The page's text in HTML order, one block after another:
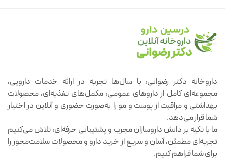
داروخانه دکتر رضوانی، با سال‌ها تجربه در ارائه خدمات دارویی،
مجموعه‌ای کامل از داروهای عمومی، مکمل‌های تغذیه‌ای، محصولات
بهداشتی و مراقبت از پوست و مو را به‌صورت حضوری و آنلاین در اختیار
شما قرار می‌دهد.
ما با تکیه بر دانش داروسازان مجرب و پشتیبانی حرفه‌ای، تلاش می‌کنیم
تجربه‌ای مطمئن، آسان و سریع از خرید دارو و محصولات سلامت‌محور را
برای شما فراهم کنیم.